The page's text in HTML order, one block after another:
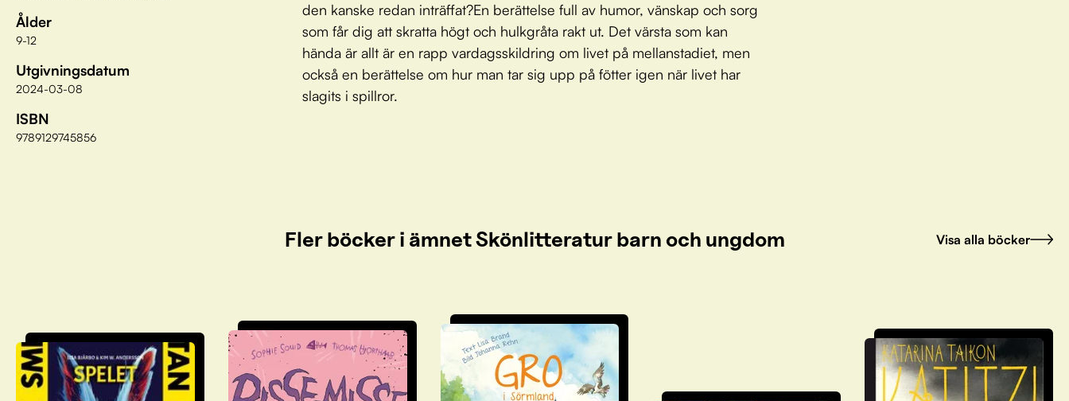
Ålder
9-12
Utgivningsdatum
2024-03-08
ISBN
9789129745856
den kanske redan inträffat?En berättelse full av humor, vänskap och sorg
som får dig att skratta högt och hulkgråta rakt ut. Det värsta som kan
hända är allt är en rapp vardagsskildring om livet på mellanstadiet, men
också en berättelse om hur man tar sig upp på fötter igen när livet har
slagits i spillror.
Fler böcker i ämnet Skönlitteratur barn och ungdom Visa alla böcker